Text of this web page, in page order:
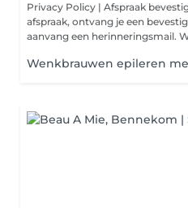
Privacy Policy | Afspraak bevestiging Na het maken van je
afspraak, ontvang je een
aanvang
Wenkbrauwen epileren